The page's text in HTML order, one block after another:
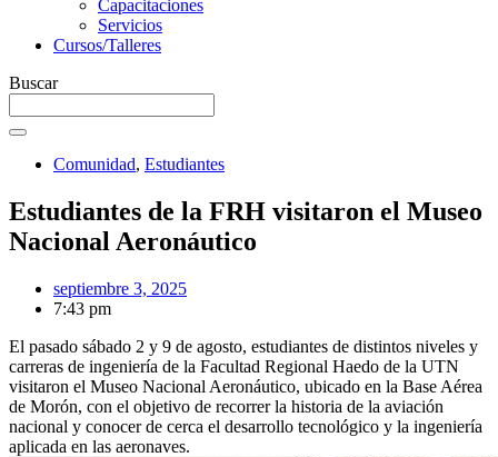
Capacitaciones
Servicios
Cursos/Talleres
Buscar
Comunidad, Estudiantes
Estudiantes de la FRH visitaron el Museo
Nacional Aeronáutico
septiembre 3, 2025
7:43 pm
El pasado sábado 2 y 9 de agosto, estudiantes de distintos niveles y
carreras de ingeniería de la Facultad Regional Haedo de la UTN
visitaron el Museo Nacional Aeronáutico, ubicado en la Base Aérea
de Morón, con el objetivo de recorrer la historia de la aviación
nacional y conocer de cerca el desarrollo tecnológico y la ingeniería
aplicada en las aeronaves.